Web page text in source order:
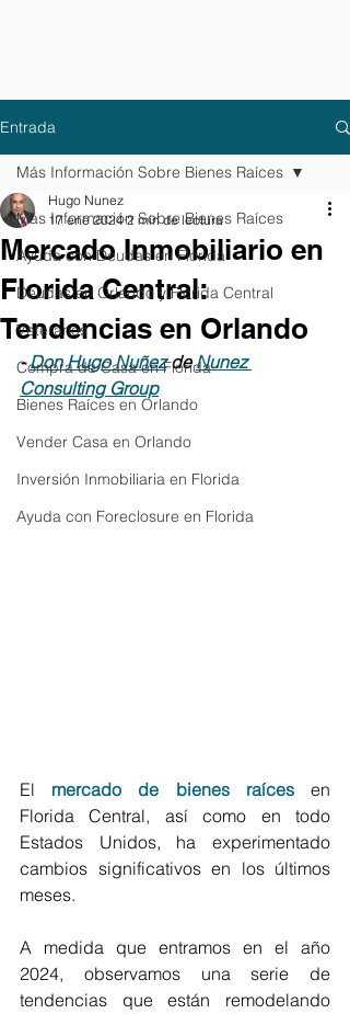
Entrada
Más Información Sobre Bienes Raíces
Ayuda con Deudas en Florida
Deudas en Orlando y Florida Central
Veteranos
Compra de Casa en Florida
Bienes Raíces en Orlando
Vender Casa en Orlando
Inversión Inmobiliaria en Florida
Ayuda con Foreclosure en Florida
Más Información Sobre Bienes Raíces
Mercado Inmobiliario en
Florida Central:
Tendencias en Orlando
Hugo Nunez
17 ene 2024 2 min de lectura
- Don Hugo Nuñez de Nunez
Consulting Group
El mercado de bienes raíces en
Florida Central, así como en todo
Estados Unidos, ha experimentado
cambios significativos en los últimos
meses.
A medida que entramos en el año
2024, observamos una serie de
tendencias que están remodelando